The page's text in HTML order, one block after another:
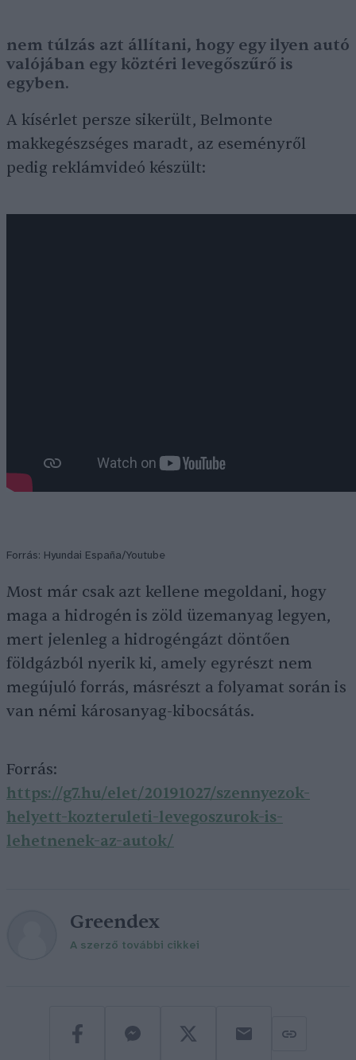
nem túlzás azt állítani, hogy egy ilyen autó
valójában egy köztéri levegőszűrő is
egyben.
A kísérlet persze sikerült, Belmonte
makkegészséges maradt, az eseményről
pedig reklámvideó készült:
Forrás: Hyundai España/Youtube
Most már csak azt kellene megoldani, hogy
maga a hidrogén is zöld üzemanyag legyen,
mert jelenleg a hidrogéngázt döntően
földgázból nyerik ki, amely egyrészt nem
megújuló forrás, másrészt a folyamat során is
van némi károsanyag-kibocsátás.
Forrás:
https://g7.hu/elet/20191027/szennyezok-
helyett-kozteruleti-levegoszurok-is-
lehetnenek-az-autok/
Greendex
A szerző további cikkei